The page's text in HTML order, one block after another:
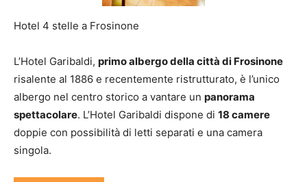
Hotel 4 stelle a Frosinone
L’Hotel Garibaldi, primo albergo della città di Frosinone
risalente al 1886 e recentemente ristrutturato, è l’unico
albergo nel centro storico a vantare un panorama
spettacolare. L’Hotel Garibaldi dispone di 18 camere
doppie con possibilità di letti separati e una camera
singola.